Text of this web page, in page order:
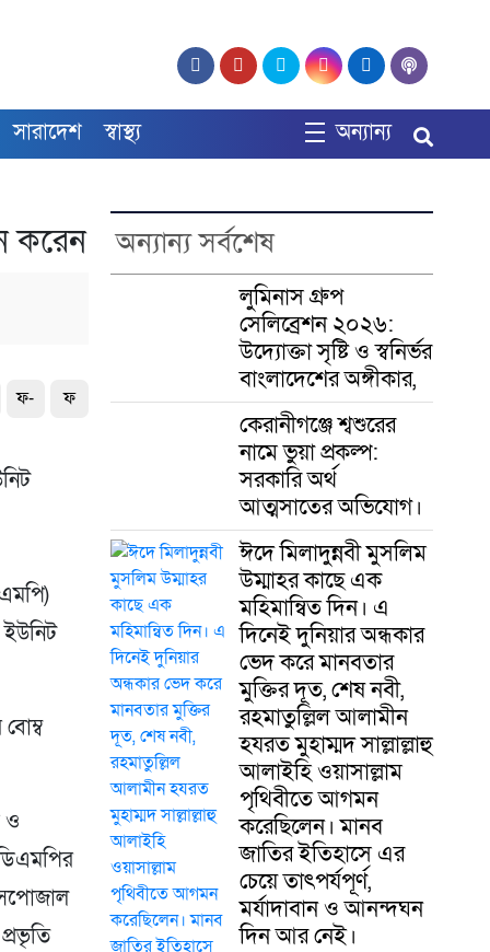
সারাদেশ স্বাস্থ্য অন্যান্য
করেন
ফ- ফ
ইউনিট
ও
অন্যান্য সর্বশেষ
লুমিনাস গ্রুপ
সেলিব্রেশন ২০২৬:
উদ্যোক্তা সৃষ্টি ও স্বনির্ভর
বাংলাদেশের অঙ্গীকার,
কেরানীগঞ্জে শ্বশুরের
নামে ভুয়া প্রকল্প:
সরকারি অর্থ
আত্মসাতের অভিযোগ।
ঈদে মিলাদুন্নবী মুসলিম
উম্মাহর কাছে এক
মহিমান্বিত দিন। এ
দিনেই দুনিয়ার অন্ধকার
ভেদ করে মানবতার
মুক্তির দূত, শেষ নবী,
রহমাতুল্লিল আলামীন
হযরত মুহাম্মদ সাল্লাল্লাহু
আলাইহি ওয়াসাল্লাম
পৃথিবীতে আগমন
করেছিলেন। মানব
জাতির ইতিহাসে এর
চেয়ে তাৎপর্যপূর্ণ,
মর্যাদাবান ও আনন্দঘন
দিন আর নেই।